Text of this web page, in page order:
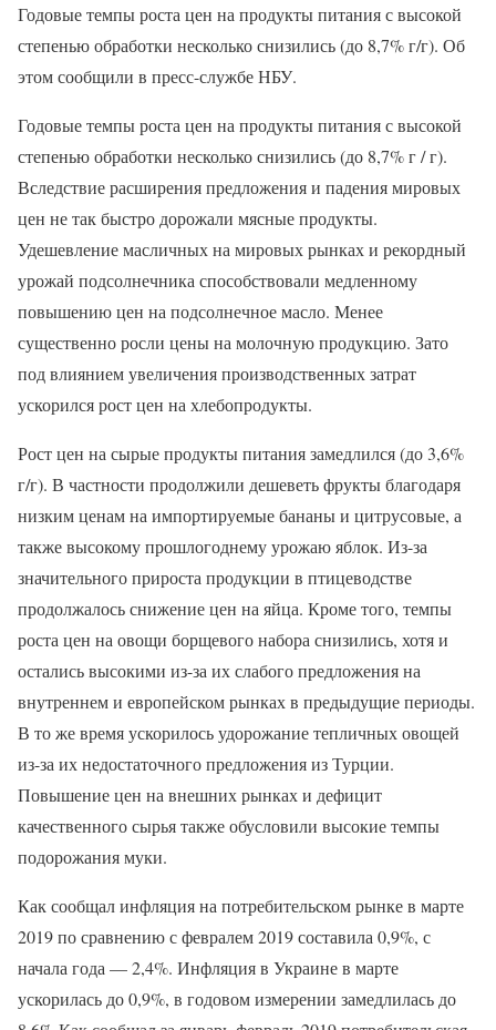
Годовые темпы роста цен на продукты питания с высокой
степенью обработки несколько снизились (до 8,7% г/г). Об
этом сообщили в пресс-службе НБУ.
Годовые темпы роста цен на продукты питания с высокой
степенью обработки несколько снизились (до 8,7% г / г).
Вследствие расширения предложения и падения мировых
цен не так быстро дорожали мясные продукты.
Удешевление масличных на мировых рынках и рекордный
урожай подсолнечника способствовали медленному
повышению цен на подсолнечное масло. Менее
существенно росли цены на молочную продукцию. Зато
под влиянием увеличения производственных затрат
ускорился рост цен на хлебопродукты.
Рост цен на сырые продукты питания замедлился (до 3,6%
г/г). В частности продолжили дешеветь фрукты благодаря
низким ценам на импортируемые бананы и цитрусовые, а
также высокому прошлогоднему урожаю яблок. Из-за
значительного прироста продукции в птицеводстве
продолжалось снижение цен на яйца. Кроме того, темпы
роста цен на овощи борщевого набора снизились, хотя и
остались высокими из-за их слабого предложения на
внутреннем и европейском рынках в предыдущие периоды.
В то же время ускорилось удорожание тепличных овощей
из-за их недостаточного предложения из Турции.
Повышение цен на внешних рынках и дефицит
качественного сырья также обусловили высокие темпы
подорожания муки.
Как сообщал инфляция на потребительском рынке в марте
2019 по сравнению с февралем 2019 составила 0,9%, с
начала года — 2,4%. Инфляция в Украине в марте
ускорилась до 0,9%, в годовом измерении замедлилась до